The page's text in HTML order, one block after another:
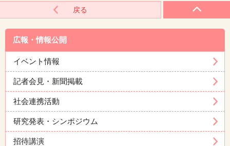
戻る
広報・情報公開
イベント情報
記者会見・新聞掲載
社会連携活動
研究発表・シンポジウム
招待講演